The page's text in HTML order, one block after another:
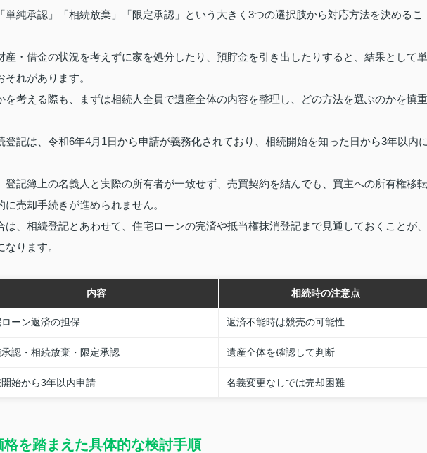
純承認」「相続放棄」「限定承認」という大きく3つの選択肢から対応方法を決めるこ
産・借金の状況を考えずに家を処分したり、預貯金を引き出したりすると、結果として単
れがあります。
を考える際も、まずは相続人全員で遺産全体の内容を整理し、どの方法を選ぶのかを慎重
登記は、令和6年4月1日から申請が義務化されており、相続開始を知った日から3年以内
登記簿上の名義人と実際の所有者が一致せず、売買契約を結んでも、買主への所有権移転
売却手続きが進められません。
は、相続登記とあわせて、住宅ローンの完済や抵当権抹消登記まで見通しておくことが、
ります。
内容 相続時の注意点
ーン返済の担保 返済不能時は競売の可能性
認・相続放棄・限定承認 遺産全体を確認して判断
始から3年以内申請 名義変更なしでは売却困難
を踏まえた具体的な検討手順